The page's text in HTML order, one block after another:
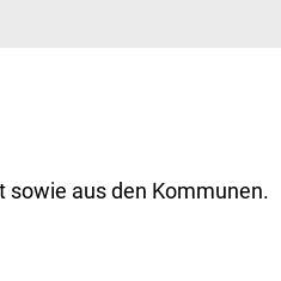
sowie aus den Kommunen.